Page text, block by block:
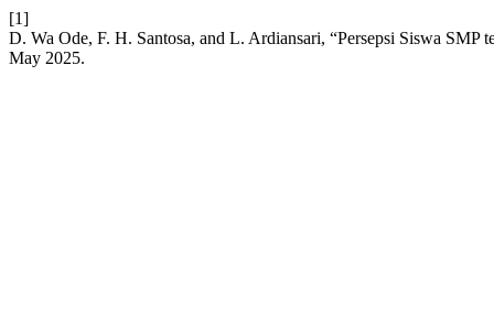
[1]
D. Wa Ode, F. H. Santosa, and L. Ardiansari, “Persepsi Siswa
May 2025.